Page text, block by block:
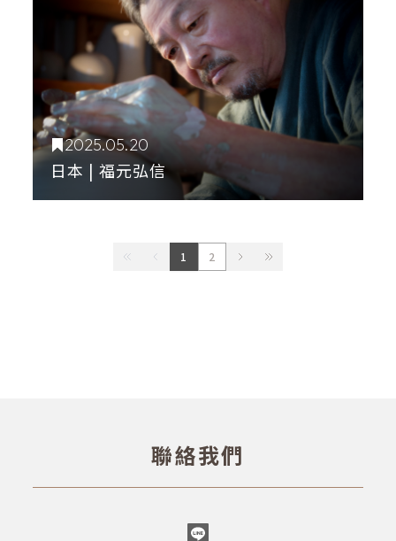
2025.05.20
日本 | 福元弘信
1 2
聯絡我們